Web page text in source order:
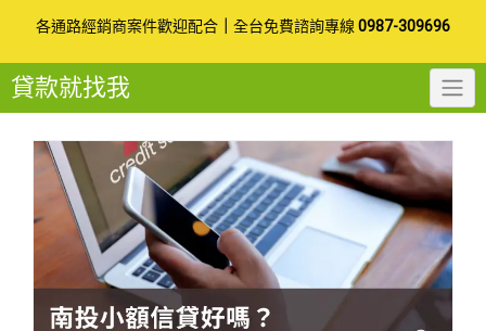
to
content
各通路經銷商案件歡迎配合 全台免費諮詢專線 0987-309696
貸款就找我